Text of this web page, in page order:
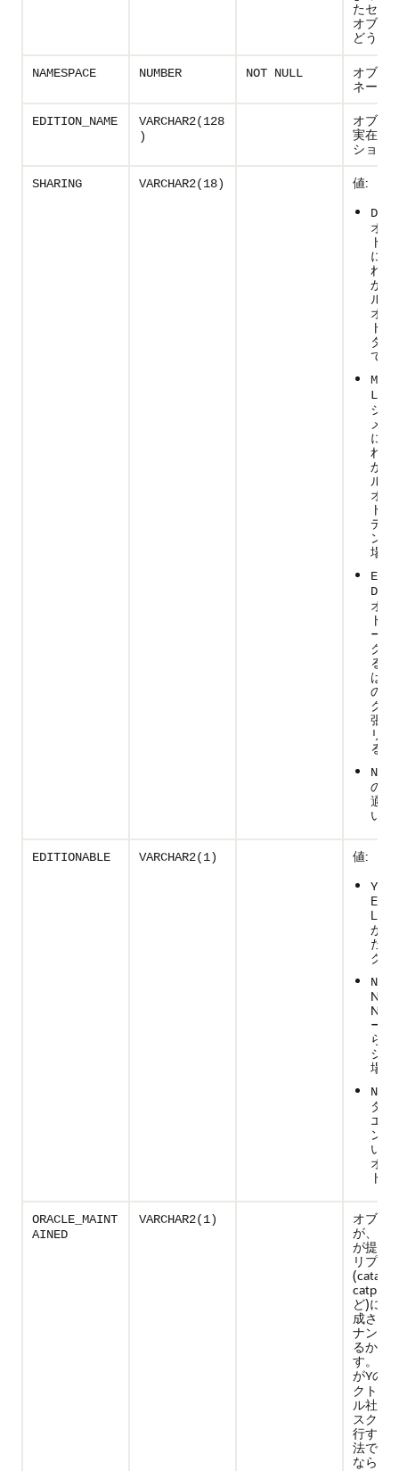
たセカ
オブジ
どうか(
NAMESPACE NUMBER NOT NULL
オブジ
ネーム
EDITION_NAME
VARCHAR2(128
)
オブジ
実在す
ション
SHARING VARCHAR2(18) 値:
DATA
オ
ト
に
れて
か、
ル
オ
ト
タ
で
LINK
ジ
メ
に
れて
か、
ル
オ
ト
デー
ン
場合
DATA
オ
ト
ー
ク
る
は
のオ
ク
張デ
リ
る場
NONE
のい
適用
い場
EDITIONABLE VARCHAR2(1) 値:
Y
LE
が付
た
ク
N
ー
ら
ジ
場合
NULL
タ
エ
ン
い
オ
ト
ORACLE_MAINT
AINED
VARCHAR2(1)
オブジ
が、オ
が提供
リプト
ど)によ
成され
ナンス
るかど
す。こ
がYの
クトは
ル社が
スクリ
行する
法で変
ならな